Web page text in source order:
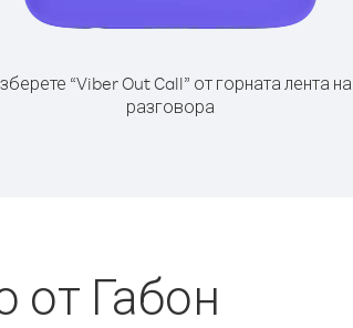
“Viber Out Call” от горната лента на
разговора
от Габон